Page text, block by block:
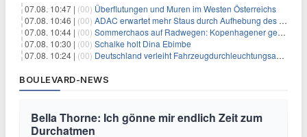
07.08. 10:47 | (00) Überflutungen und Muren im Westen Österreichs
07.08. 10:46 | (00) ADAC erwartet mehr Staus durch Aufhebung des Lkw-Fahrverbots
07.08. 10:44 | (00) Sommerchaos auf Radwegen: Kopenhagener genervt von Touristen
07.08. 10:30 | (00) Schalke holt Dina Ebimbe
07.08. 10:24 | (00) Deutschland verleiht Fahrzeugdurchleuchtungsanlagen an Israel
BOULEVARD-NEWS
Bella Thorne: Ich gönne mir endlich Zeit zum
Durchatmen